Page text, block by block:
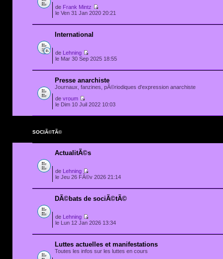
de Frank Mintz
le Ven 31 Jan 2020 20:21
International
de
Lehning
le Mar 30 Sep 2025 18:55
Presse anarchiste
Journaux, fanzines, pÃ©riodiques d'expression anarchiste
de vroum
le Dim 10 Juil 2022 10:03
SOCIÃ©TÃ©
ActualitÃ©s
de
Lehning
le Jeu 26 FÃ©v 2026 21:14
DÃ©bats de sociÃ©tÃ©
de
Lehning
le Lun 12 Jan 2026 13:34
Luttes actuelles et manifestations
Toutes les infos sur les luttes en cours